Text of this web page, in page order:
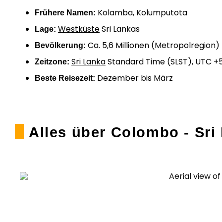
Frühere Namen: Kolamba, Kolumputota
Lage: WestküsteSri Lankas
Bevölkerung: Ca. 5,6 Millionen (Metropolregion)
Zeitzone: Sri LankaStandard Time (SLST), UTC
Beste Reisezeit: Dezember bis März
Alles über Colombo - Sri